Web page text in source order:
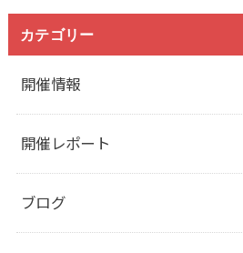
カテゴリー
開催情報
開催レポート
ブログ